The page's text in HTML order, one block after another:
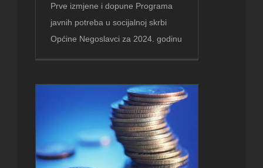
Prve izmjene i dopune Programa
javnih potreba u socijalnoj skrbi
Općine Negoslavci za 2024. godinu